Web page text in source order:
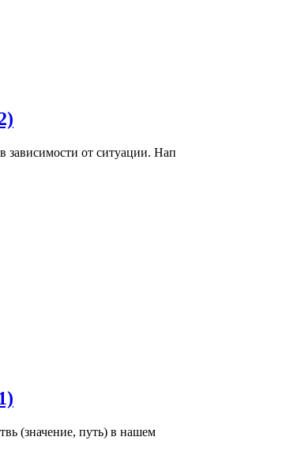
зависимости от ситуации. Нап
(значение, путь) в нашем